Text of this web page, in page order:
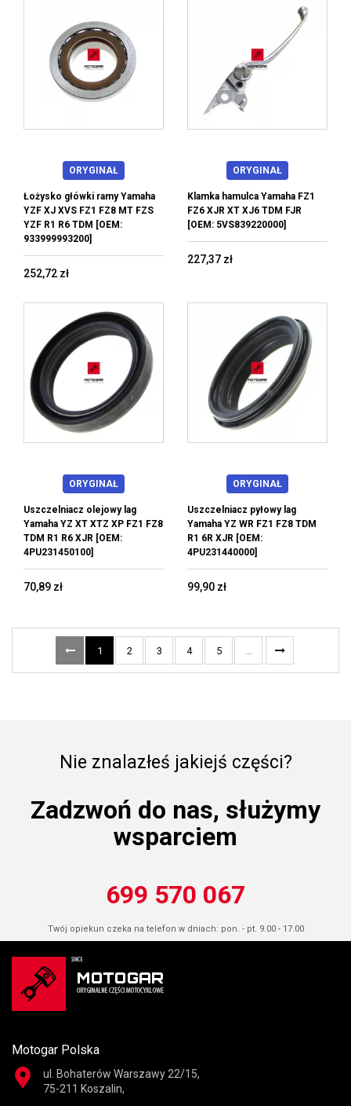
ORYGINAŁ
Łożysko główki ramy Yamaha
YZF XJ XVS FZ1 FZ8 MT FZS
YZF R1 R6 TDM [OEM:
933999993200]
252,72 zł
ORYGINAŁ
Klamka hamulca Yamaha FZ1
FZ6 XJR XT XJ6 TDM FJR
[OEM: 5VS839220000]
227,37 zł
ORYGINAŁ
Uszczelniacz olejowy lag
Yamaha YZ XT XTZ XP FZ1 FZ8
TDM R1 R6 XJR [OEM:
4PU231450100]
70,89 zł
ORYGINAŁ
Uszczelniacz pyłowy lag
Yamaha YZ WR FZ1 FZ8 TDM
R1 6R XJR [OEM:
4PU231440000]
99,90 zł
1 2 3 4 5 ...
Nie znalazłeś jakiejś części?
Zadzwoń do nas, służymy
wsparciem
699 570 067
Twój opiekun czeka na telefon w dniach: pon. - pt. 9.00 - 17.00
Motogar Polska
ul. Bohaterów Warszawy 22/15,
75-211 Koszalin,